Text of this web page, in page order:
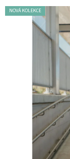
hodnocení
produktu
hvězdiček.
NOVÁ KOLEKCE